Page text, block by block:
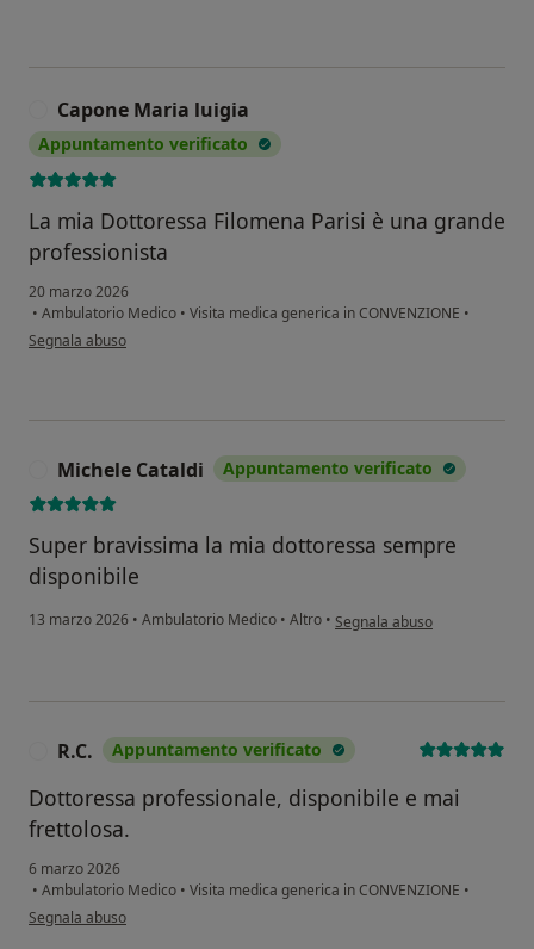
Capone Maria luigia
Appuntamento verificato
La mia Dottoressa Filomena Parisi è una grande
professionista
20 marzo 2026
• Ambulatorio Medico • Visita medica generica in CONVENZIONE •
secondo l'opinione dell'utente Capone Maria luigia
Segnala abuso
Michele Cataldi Appuntamento verificato
Super bravissima la mia dottoressa sempre
disponibile
13 marzo 2026 • Ambulatorio Medico • Altro • secondo l'opinione
Segnala abuso
R.C. Appuntamento verificato
Dottoressa professionale, disponibile e mai
frettolosa.
6 marzo 2026
• Ambulatorio Medico • Visita medica generica in CONVENZIONE •
secondo l'opinione dell'utente R.C.
Segnala abuso